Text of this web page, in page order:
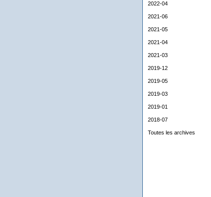
2022-04
2021-06
2021-05
2021-04
2021-03
2019-12
2019-05
2019-03
2019-01
2018-07
Toutes les archives